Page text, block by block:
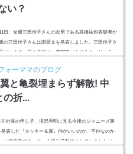
い？
日、女優三田佳子さんの次男である高橋祐也容疑者が
の三田佳子さんは謝罪文を発表しました。三田佳子さ
がいます。兄の名前は、森宮隆（もりみや・りゅう）
育児だった？甘やかされずに育ち、お小遣い50万円
ォーママのブログ
と亀裂埋まらず解散! 中
の折...
社長の申し子、滝沢秀明に見る今後のジャニーズ事
表した『タッキー＆翼』仲がいいのか、不仲なのか
病再発でタッキー＆翼は活動休止していましたが、